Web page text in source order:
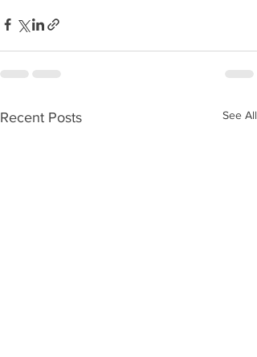
Recent Posts See All